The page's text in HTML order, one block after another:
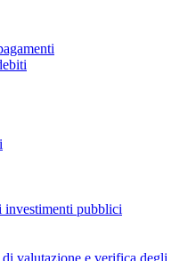
investimenti pubblici
valutazione e verifica degli